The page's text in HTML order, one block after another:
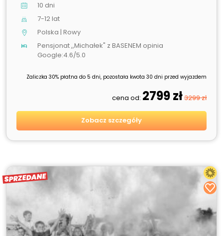
10 dni
7-12 lat
Polska | Rowy
Pensjonat ,,Michałek" z BASENEM opinia
Google:4.6/5.0
Zaliczka 30% płatna do 5 dni, pozostała kwota 30 dni przed wyjazdem
cena od: 2799 zł3299 zł
Zobacz szczegóły
SPRZEDANE